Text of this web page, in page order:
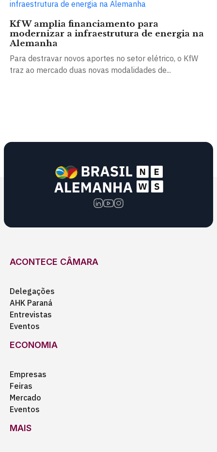
KfW amplia financiamento para
modernizar a infraestrutura de energia na
Alemanha
Para destravar novos aportes no setor elétrico, o KfW
traz ao mercado duas novas modalidades de...
ACONTECE CÂMARA
Delegações
AHK Paraná
Entrevistas
Eventos
ECONOMIA
Empresas
Feiras
Mercado
Eventos
MAIS